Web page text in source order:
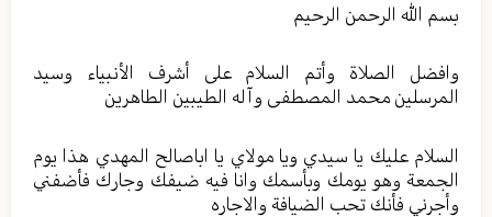
بسم الله الرحمن الرحيم
وافضل الصلاة وأتم السلام على أشرف الأنبياء وسيد
المرسلين محمد المصطفى وآله الطيبين الطاهرين
السلام عليك يا سيدي ويا مولاي يا اباصالح المهدي هذا يوم
الجمعة وهو يومك وبأسمك وانا فيه ضيفك وجارك فأضفني
وأجرني فأنك تحب الضيافة والاجاره